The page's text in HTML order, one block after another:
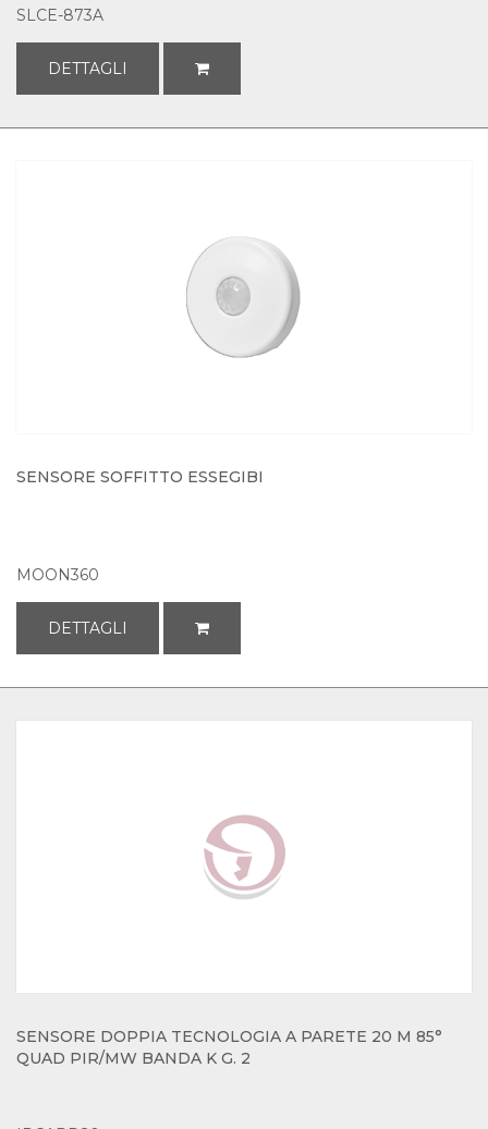
SLCE-873A
DETTAGLI
SENSORE SOFFITTO ESSEGIBI
MOON360
DETTAGLI
SENSORE DOPPIA TECNOLOGIA A PARETE 20 M 85°
QUAD PIR/MW BANDA K G. 2